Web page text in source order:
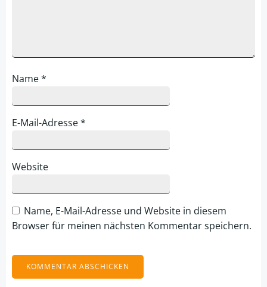
Name*
E-Mail-Adresse*
Website
Name, E-Mail-Adresse und Website in diesem
Browser für meinen nächsten Kommentar speichern.